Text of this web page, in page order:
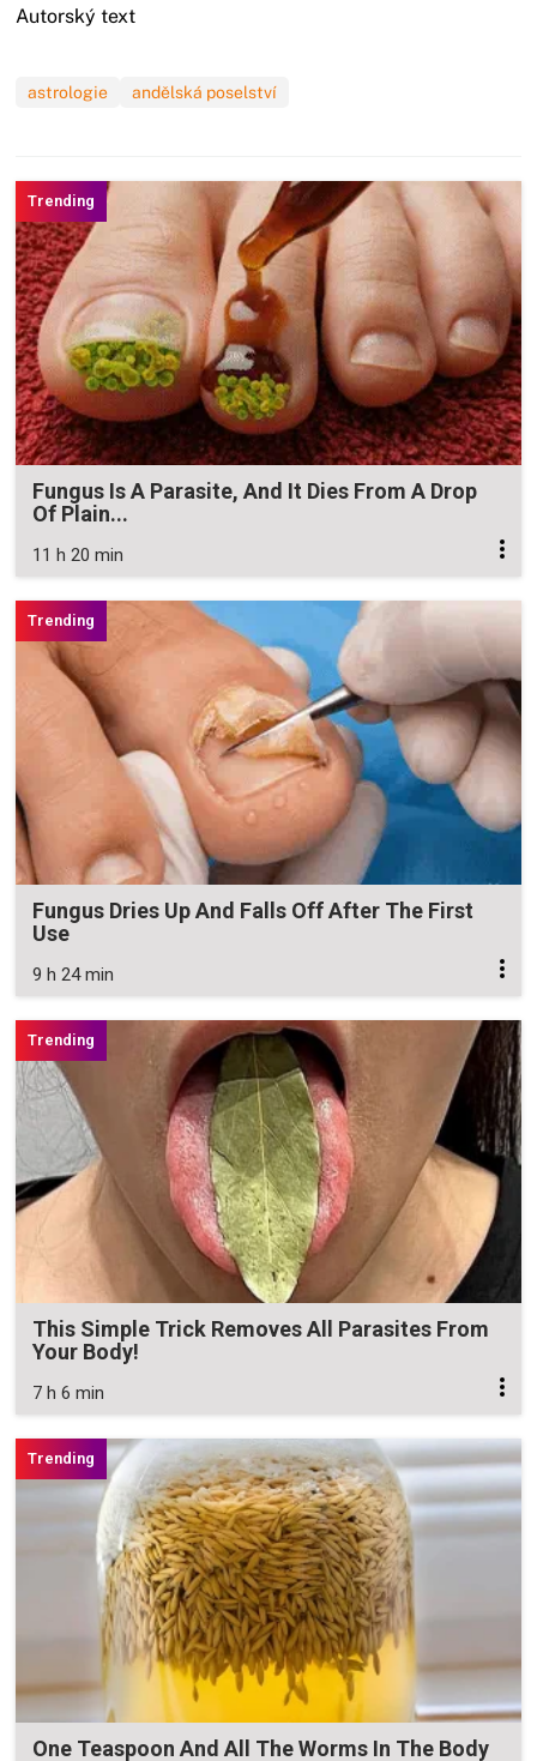
Autorský text
astrologie andělská poselství
Fungus Is A Parasite, And It Dies From A Drop
Of Plain...
11 h 20 min
Fungus Dries Up And Falls Off After The First
Use
9 h 24 min
This Simple Trick Removes All Parasites From
Your Body!
7 h 6 min
One Teaspoon And All The Worms In The Body